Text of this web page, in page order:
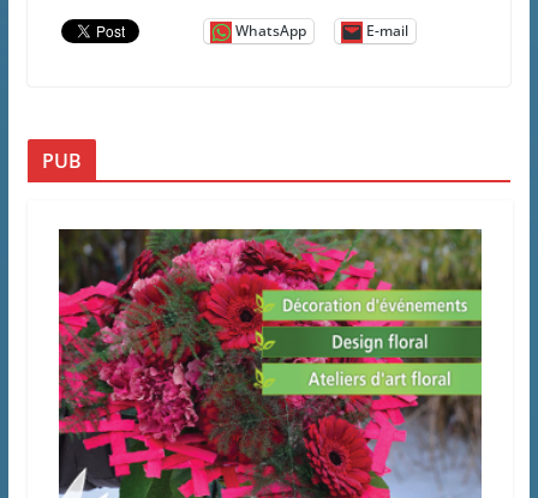
WhatsApp E-mail
PUB